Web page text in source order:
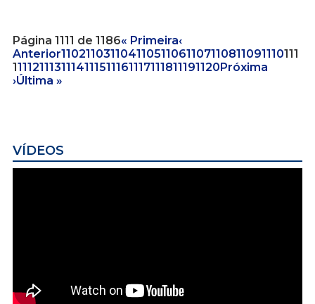
Página 1111 de 1186« Primeira‹
Anterior110211031104110511061107110811091110111
1111211131114111511161117111811191120Próxima
›Última »
VÍDEOS